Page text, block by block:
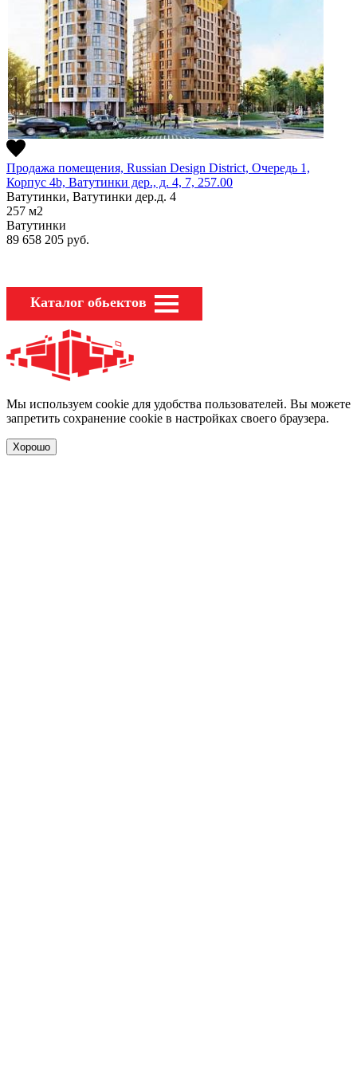
Продажа помещения, Russian Design District, Очередь 1,
Корпус 4b, Ватутинки дер., д. 4, 7, 257.00
Ватутинки, Ватутинки дер.д. 4
257 м2
Ватутинки
89 658 205 руб.
Каталог обьектов
Мы используем cookie для удобства пользователей. Вы можете
запретить сохранение cookie в настройках своего браузера.
Хорошо